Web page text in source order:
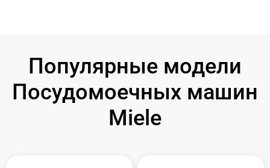
Популярные модели
Посудомоечных машин
Miele